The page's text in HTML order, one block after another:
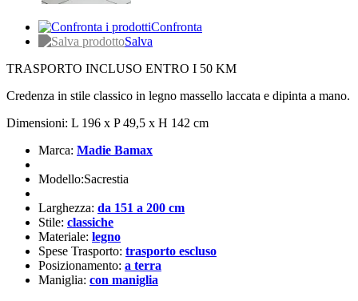
Confronta
Salva
TRASPORTO INCLUSO ENTRO I 50 KM
Credenza in stile classico in legno massello laccata e dipinta a mano.
Dimensioni: L 196 x P 49,5 x H 142 cm
Marca: Madie Bamax
Modello:Sacrestia
Larghezza: da 151 a 200 cm
Stile: classiche
Materiale: legno
Spese Trasporto: trasporto escluso
Posizionamento: a terra
Maniglia: con maniglia